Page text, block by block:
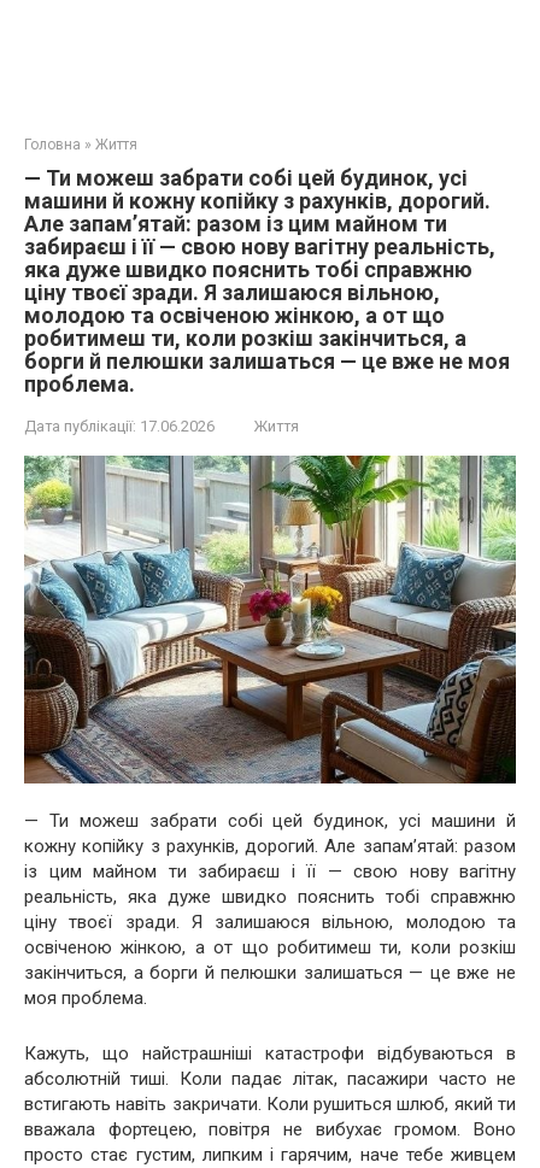
Головна » Життя
— Ти можеш забрати собі цей будинок, усі
машини й кожну копійку з рахунків, дорогий.
Але запам’ятай: разом із цим майном ти
забираєш і її — свою нову вагітну реальність,
яка дуже швидко пояснить тобі справжню
ціну твоєї зради. Я залишаюся вільною,
молодою та освіченою жінкою, а от що
робитимеш ти, коли розкіш закінчиться, а
борги й пелюшки залишаться — це вже не моя
проблема.
Дата публікації: 17.06.2026 Життя
— Ти можеш забрати собі цей будинок, усі машини й
кожну копійку з рахунків, дорогий. Але запам’ятай: разом
із цим майном ти забираєш і її — свою нову вагітну
реальність, яка дуже швидко пояснить тобі справжню
ціну твоєї зради. Я залишаюся вільною, молодою та
освіченою жінкою, а от що робитимеш ти, коли розкіш
закінчиться, а борги й пелюшки залишаться — це вже не
моя проблема.
Кажуть, що найстрашніші катастрофи відбуваються в
абсолютній тиші. Коли падає літак, пасажири часто не
встигають навіть закричати. Коли рушиться шлюб, який ти
вважала фортецею, повітря не вибухає громом. Воно
просто стає густим, липким і гарячим, наче тебе живцем